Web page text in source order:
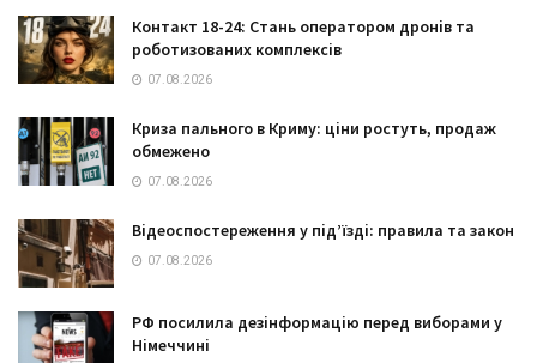
Контакт 18-24: Стань оператором дронів та
роботизованих комплексів
07.08.2026
Криза пального в Криму: ціни ростуть, продаж
обмежено
07.08.2026
Відеоспостереження у під’їзді: правила та закон
07.08.2026
РФ посилила дезінформацію перед виборами у
Німеччині